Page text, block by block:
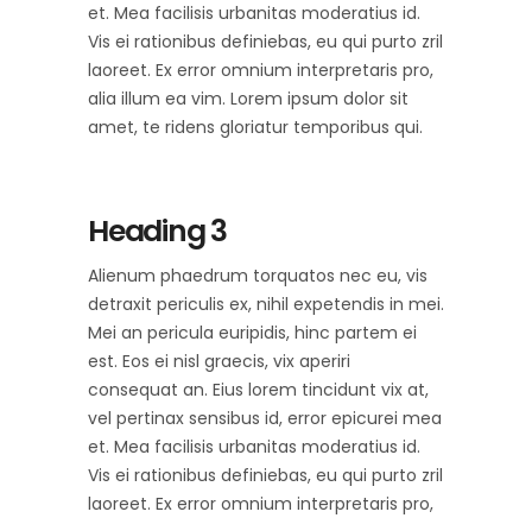
et. Mea facilisis urbanitas moderatius id.
Vis ei rationibus definiebas, eu qui purto zril
laoreet. Ex error omnium interpretaris pro,
alia illum ea vim. Lorem ipsum dolor sit
amet, te ridens gloriatur temporibus qui.
Heading 3
Alienum phaedrum torquatos nec eu, vis
detraxit periculis ex, nihil expetendis in mei.
Mei an pericula euripidis, hinc partem ei
est. Eos ei nisl graecis, vix aperiri
consequat an. Eius lorem tincidunt vix at,
vel pertinax sensibus id, error epicurei mea
et. Mea facilisis urbanitas moderatius id.
Vis ei rationibus definiebas, eu qui purto zril
laoreet. Ex error omnium interpretaris pro,